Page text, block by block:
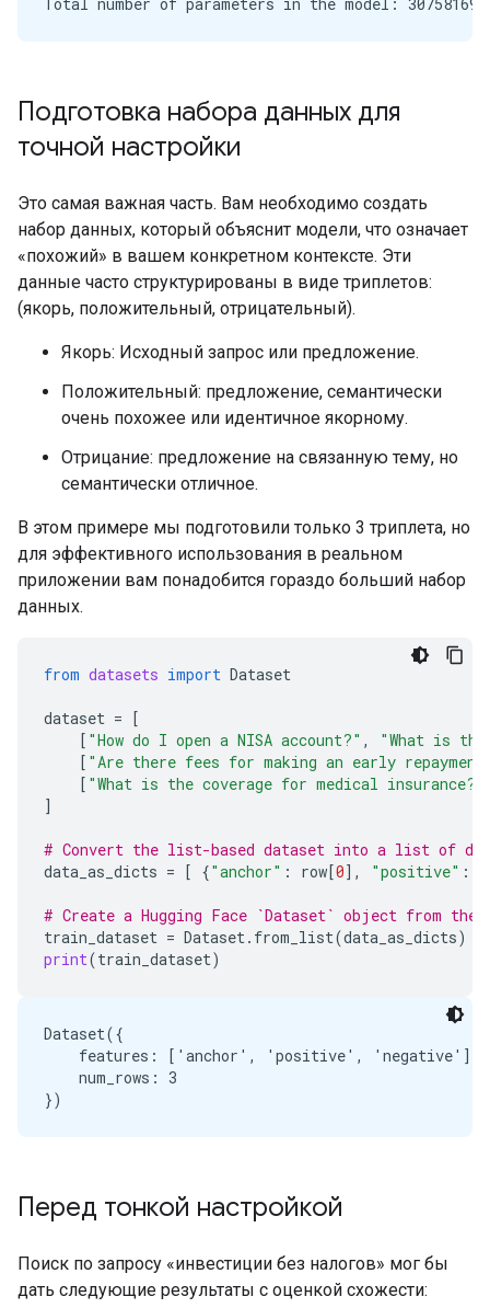
Подготовка набора данных для
точной настройки
Это самая важная часть. Вам необходимо создать
набор данных, который объяснит модели, что означает
«похожий» в вашем конкретном контексте. Эти
данные часто структурированы в виде триплетов:
(якорь, положительный, отрицательный).
Якорь: Исходный запрос или предложение.
Положительный: предложение, семантически
очень похожее или идентичное якорному.
Отрицание: предложение на связанную тему, но
семантически отличное.
В этом примере мы подготовили только 3 триплета, но
для эффективного использования в реальном
приложении вам понадобится гораздо больший набор
данных.
from datasets import Dataset
dataset = [
[ "How do I open a NISA account?" ,
"What is
[ "Are there fees for making an early repayment
[ "What is the coverage for medical insurance?"
]
# Convert the list-based dataset into a list of
data_as_dicts = [ {"anchor" : row[0], "positive" :
# Create a Hugging Face `Dataset` object from
train_dataset = Dataset. from_list(data_as_dicts)
print(train_dataset)
Dataset({
    features: ['anchor', 'positive', 'negative'],
    num_rows: 3
Перед тонкой настройкой
Поиск по запросу «инвестиции без налогов» мог бы
дать следующие результаты с оценкой схожести: